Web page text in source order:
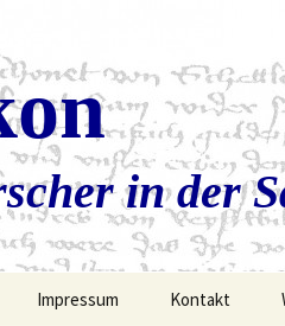
in der
Impressum Kontakt